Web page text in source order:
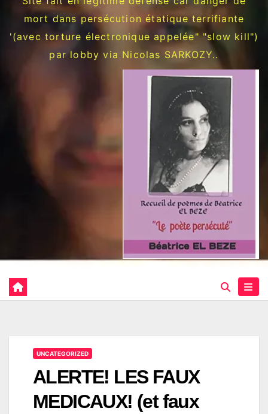
mort dans persécution étatique terrifiante
'(avec torture électronique appelée" "slow kill")
par lobby via Nicolas SARKOZY..
UNCATEGORIZED
ALERTE! LES FAUX
MEDICAUX! (et faux